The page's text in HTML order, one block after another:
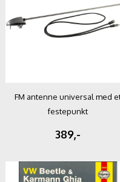
FM antenne universal med
festepunkt
389,-